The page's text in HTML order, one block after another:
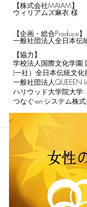
【株式会社MAIAM】
ウィリアムズ麻衣 様
【企画・総合Produce】
一般社団法人全日本伝
【協力】
学校法人国際文化学園
(一社）全日本伝統文
一般社団法人
ハリウッド大学院大学
つなぐ-en-システム株